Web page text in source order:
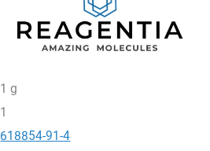
1 g
1
618854-91-4